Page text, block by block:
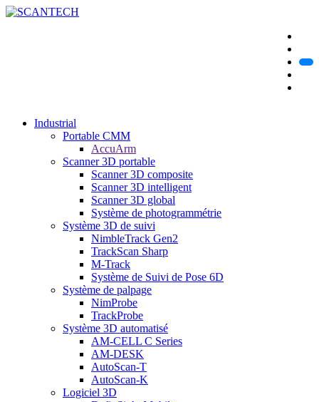
Industrial
Portable CMM
AccuArm
Scanner 3D portable
Scanner 3D composite
Scanner 3D intelligent
Scanner 3D global
Système de photogrammétrie
Système 3D de suivi
NimbleTrack Gen2
TrackScan Sharp
M-Track
Système de Suivi de Pose 6D
Système de palpage
NimProbe
TrackProbe
Système 3D automatisé
AM-CELL C Series
AM-DESK
AutoScan-T
AutoScan-K
Logiciel 3D